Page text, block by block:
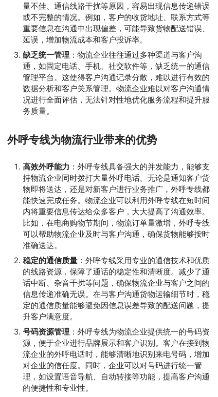
量不佳、通信线路干扰等原因，容易出现信息传递错误
或不完整的情况。例如，客户的收货地址、联系方式等
重要信息在沟通中出现偏差，可能导致货物配送错误、
延误，增加物流成本和客户投诉率。
缺乏统一管理 ：物流企业往往通过多种渠道与客户沟
通，如固定电话、手机、社交软件等，缺乏统一的通信
管理平台。这使得客户沟通记录分散，难以进行有效的
数据分析和客户关系管理。物流企业难以对客户沟通情
况进行全面评估，无法针对性地优化服务流程和提升服
务质量。
外呼专线为物流行业带来的优势
高效外呼能力 ：外呼专线具备强大的并发能力，能够支
持物流企业同时拨打大量外呼电话。无论是通知客户货
物即将送达，还是对新客户进行业务推广，外呼专线都
能快速完成任务。物流企业可以利用外呼专线在短时间
内将重要信息传达给众多客户，大大提高了沟通效率。
比如，在电商购物节期间，物流订单量激增，外呼专线
可以帮助物流企业及时与客户沟通，确保货物能够按时
准确送达。
稳定的通信质量 ：外呼专线采用专业的通信技术和优质
的线路资源，保障了通话的稳定性和清晰度。减少了通
话中断、杂音干扰等问题，确保物流企业与客户之间的
信息传递准确无误。在与客户沟通货物运输细节时，稳
定的通信质量能够避免因信息误差导致的配送问题，提
升客户满意度。
号码资源管理 ：外呼专线为物流企业提供统一的号码资
源，便于企业进行品牌展示和客户识别。客户在接到物
流企业的外呼电话时，能够清晰地识别来电号码，增加
对企业的信任度。同时，企业可以对号码进行统一管
理，如设置语音导航、自动转接等功能，提高客户沟通
的便捷性和专业性。